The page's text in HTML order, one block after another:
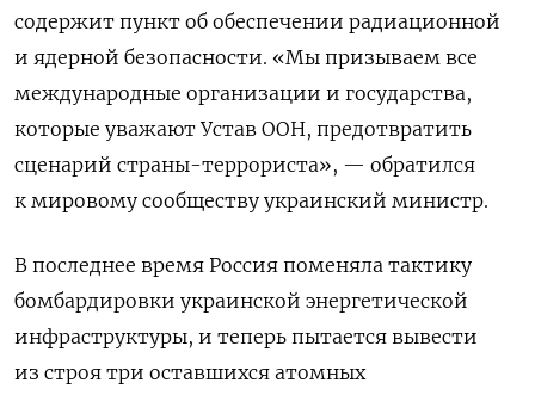
содержит пункт об обеспечении радиационной
и ядерной безопасности. «Мы призываем все
международные организации и государства,
которые уважают Устав ООН, предотвратить
сценарий страны-террориста», — обратился
к мировому сообществу украинский министр.
В последнее время Россия поменяла тактику
бомбардировки украинской энергетической
инфраструктуры, и теперь пытается вывести
из строя три оставшихся атомных